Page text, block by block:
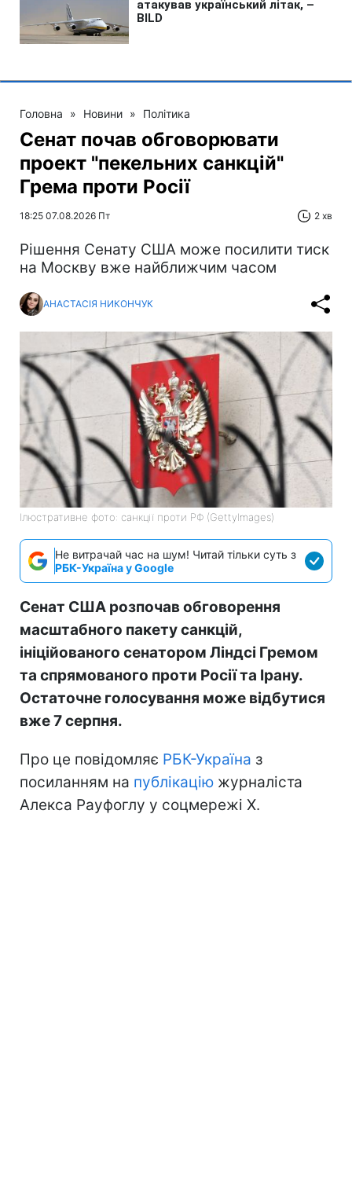
Головна » Новини » Політика
Сенат почав обговорювати
проект "пекельних санкцій"
Грема проти Росії
18:25 07.08.2026 Пт 2 хв
Рішення Сенату США може посилити тиск
на Москву вже найближчим часом
АНАСТАСІЯ НИКОНЧУК
Ілюстративне фото: санкції проти РФ (GettyImages)
Не витрачай час на шум! Читай тільки суть з
РБК-Україна у Google
Сенат США розпочав обговорення
масштабного пакету санкцій,
ініційованого сенатором Ліндсі Гремом
та спрямованого проти Росії та Ірану.
Остаточне голосування може відбутися
вже 7 серпня.
Про це повідомляє РБК-Україна з
посиланням на публікацію журналіста
Алекса Рауфоглу у соцмережі X.